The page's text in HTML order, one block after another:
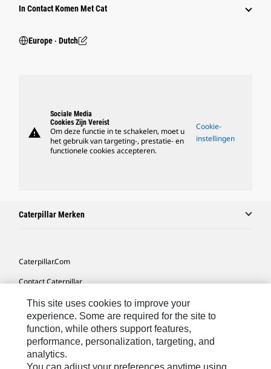
In Contact Komen Met Cat
Europe ‧ Dutch
warning
Sociale Media
Cookies Zijn Vereist
Om deze functie in te schakelen, moet u
het gebruik van targeting-, prestatie- en
functionele cookies accepteren.
Cookie-
instellingen
Caterpillar Merken
Caterpillar.com
Contact Caterpillar
Mijn Marketingvoorkeuren
Site Map
Cookie Settings
Legal
This site uses cookies to improve your
experience. Some are required for the site to
function, while others support features,
performance, personalization, targeting, and
analytics.
You can adjust your preferences anytime using